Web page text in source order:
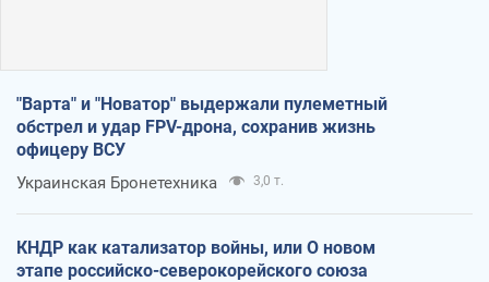
"Варта" и "Новатор" выдержали пулеметный
обстрел и удар FPV-дрона, сохранив жизнь
офицеру ВСУ
Украинская Бронетехника 3,0 т.
КНДР как катализатор войны, или О новом
этапе российско-северокорейского союза